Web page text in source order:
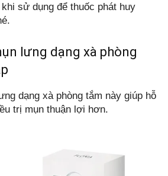
sử dụng để thuốc phát huy
lưng dạng xà phòng
dạng xà phòng tắm này giúp hỗ
trị mụn thuận lợi hơn.